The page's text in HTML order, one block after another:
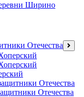
Ширино
Отечества
меню
Отечества
Отечества